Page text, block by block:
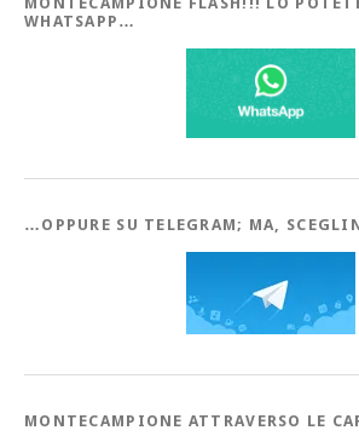
WHATSAPP…
…OPPURE SU TELEGRAM; MA,
MONTECAMPIONE ATTRAVERSO LE